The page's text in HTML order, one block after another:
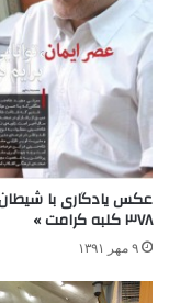
عکس یادگاری با
۳۷۸ کلبه کرامت »
۹ مهر ۱۳۹۱